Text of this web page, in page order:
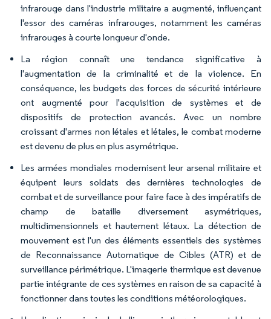
infrarouge dans l'industrie militaire a augmenté, influençant
l'essor des caméras infrarouges, notamment les caméras
infrarouges à courte longueur d'onde.
La région connaît une tendance significative à
l'augmentation de la criminalité et de la violence. En
conséquence, les budgets des forces de sécurité intérieure
ont augmenté pour l'acquisition de systèmes et de
dispositifs de protection avancés. Avec un nombre
croissant d'armes non létales et létales, le combat moderne
est devenu de plus en plus asymétrique.
Les armées mondiales modernisent leur arsenal militaire et
équipent leurs soldats des dernières technologies de
combat et de surveillance pour faire face à des impératifs de
champ de bataille diversement asymétriques,
multidimensionnels et hautement létaux. La détection de
mouvement est l'un des éléments essentiels des systèmes
de Reconnaissance Automatique de Cibles (ATR) et de
surveillance périmétrique. L'imagerie thermique est devenue
partie intégrante de ces systèmes en raison de sa capacité à
fonctionner dans toutes les conditions météorologiques.